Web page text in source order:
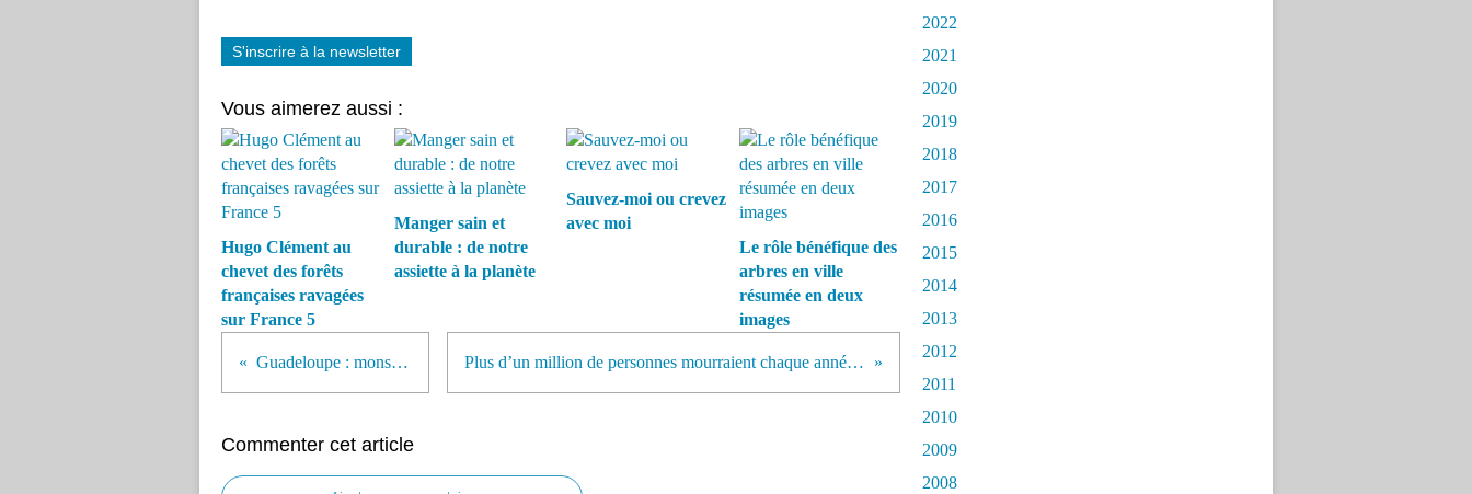
S'inscrire à la newsletter
Vous aimerez aussi :
Hugo Clément au
chevet des forêts
françaises ravagées
sur France 5
Manger sain et
durable : de notre
assiette à la planète
Sauvez-moi ou crevez
avec moi
Le rôle bénéfique des
arbres en ville
résumée en deux
images
Guadeloupe : monstre chimique Plus d’un million de personnes mourraient chaque année de la pollution en Chine
Commenter cet article
2022
2021
2020
2019
2018
2017
2016
2015
2014
2013
2012
2011
2010
2009
2008